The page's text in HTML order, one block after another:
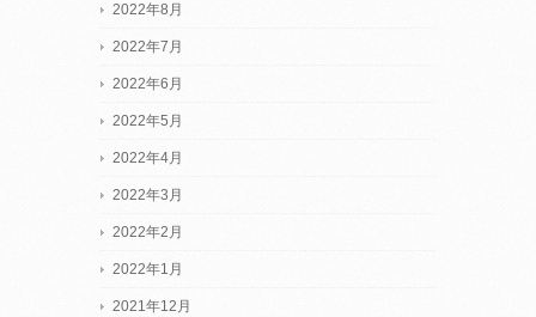
2022年8月
2022年7月
2022年6月
2022年5月
2022年4月
2022年3月
2022年2月
2022年1月
2021年12月